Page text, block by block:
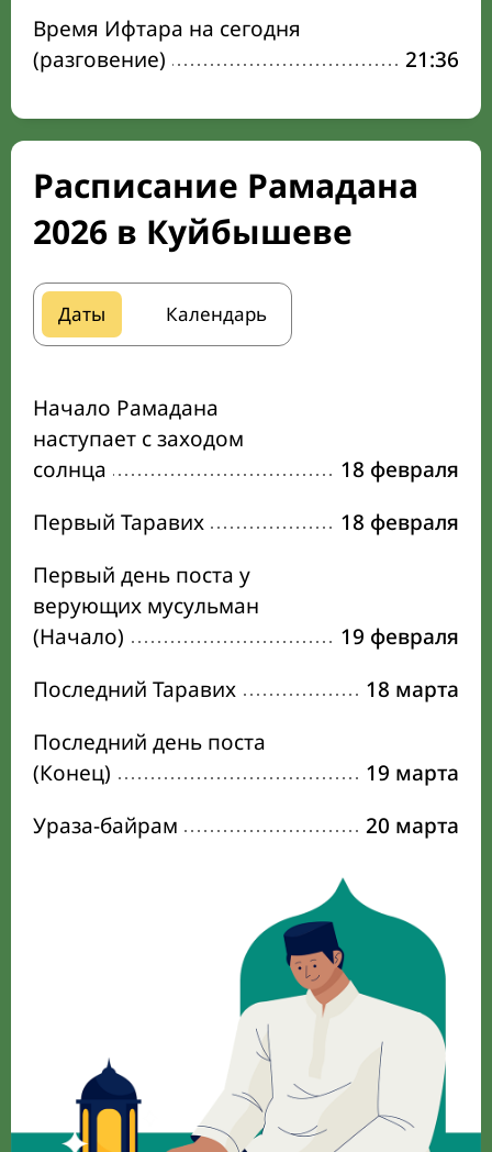
Время Ифтара на сегодня
(разговение)
21:36
Расписание Рамадана
2026 в Куйбышеве
Даты Календарь
Начало Рамадана
наступает с заходом
солнца
18 февраля
Первый Таравих
18 февраля
Первый день поста у
верующих мусульман
(Начало)
19 февраля
Последний Таравих
18 марта
Последний день поста
(Конец)
19 марта
Ураза-байрам
20 марта